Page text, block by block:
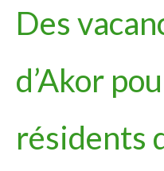
Des
d’Akor
résidents